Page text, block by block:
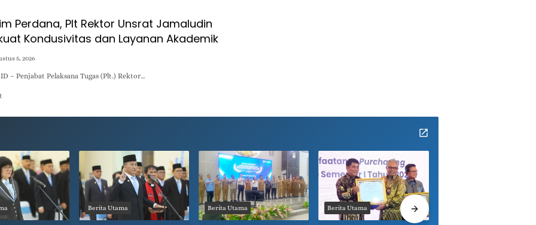
Perdana, Plt Rektor Unsrat Jamaludin
Kondusivitas dan Layanan Akademik
5, 2026
– Penjabat Pelaksana Tugas (Plt.) Rektor…
Berita Utama Berita Utama Berita Utama